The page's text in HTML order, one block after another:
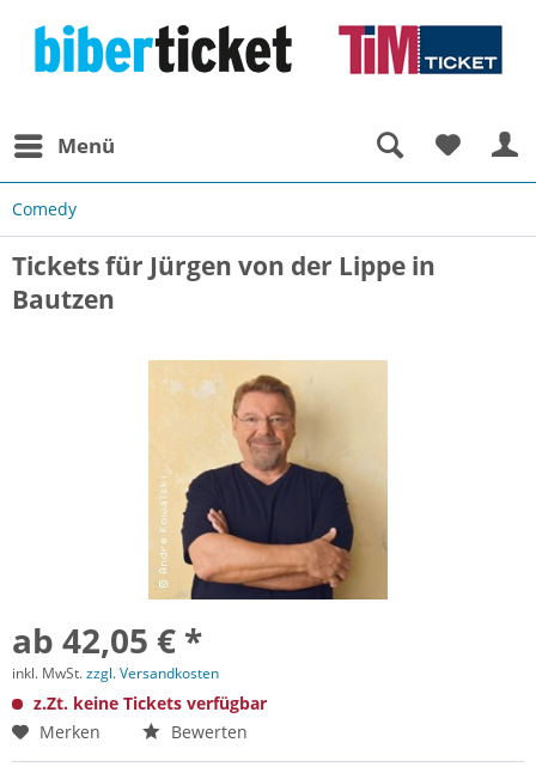
Menü
Comedy
Tickets für Jürgen von der Lippe in
Bautzen
ab 42,05 € *
inkl. MwSt.zzgl. Versandkosten
z.Zt. keine Tickets verfügbar
Merken
Bewerten